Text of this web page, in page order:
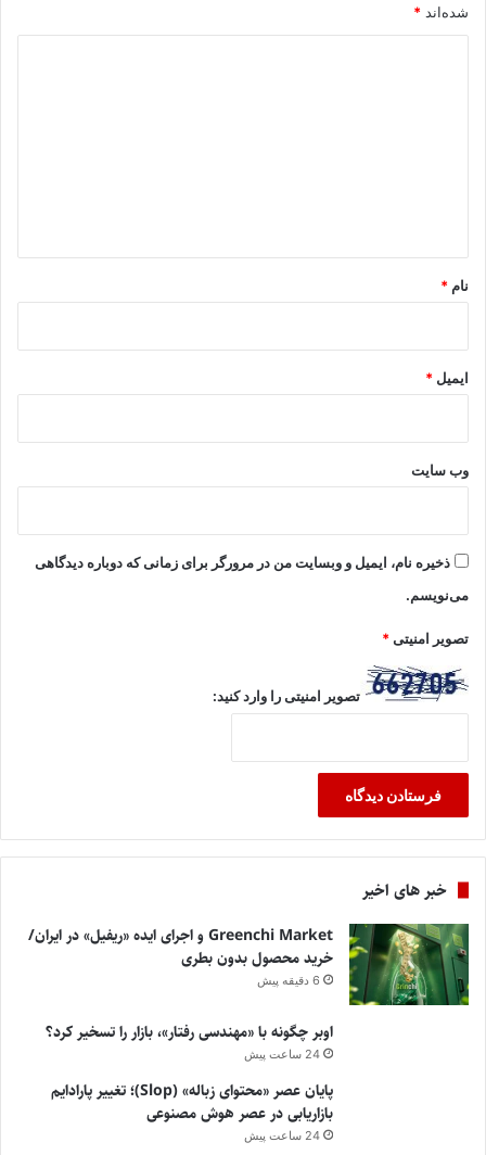
شده‌اند *
نام *
ایمیل *
وب‌ سایت
ذخیره نام، ایمیل و وبسایت من در مرورگر برای زمانی که دوباره دیدگاهی
می‌نویسم.
تصویر امنیتی*
تصویر امنیتی را وارد کنید:
خبر های اخیر
Greenchi Market و اجرای ایده «ریفیل» در ایران/
خرید محصول بدون بطری
6 دقیقه پیش
اوبر چگونه با «مهندسی رفتار»، بازار را تسخیر کرد؟
24 ساعت پیش
پایان عصر «محتوای زباله» (Slop)؛ تغییر پارادایم
بازاریابی در عصر هوش مصنوعی
24 ساعت پیش